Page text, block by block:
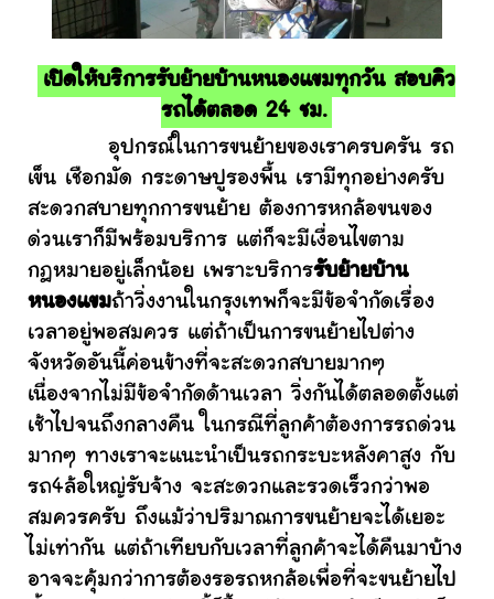
เปิดให้บริการรับย้ายบ้านหนองแขมทุกวัน สอบคิว
รถได้ตลอด 24 ชม.
อุปกรณ์ในการขนย้ายของเราครบครัน รถ
เข็น เชือกมัด กระดาษปูรองพื้น เรามีทุกอย่างครับ
สะดวกสบายทุกการขนย้าย ต้องการหกล้อขนของ
ด่วนเราก็มีพร้อมบริการ แต่ก็จะมีเงื่อนไขตาม
กฎหมายอยู่เล็กน้อย เพราะบริการรับย้ายบ้าน
หนองแขมถ้าวิ่งงานในกรุงเทพก็จะมีข้อจำกัดเรื่อง
เวลาอยู่พอสมควร แต่ถ้าเป็นการขนย้ายไปต่าง
จังหวัดอันนี้ค่อนข้างที่จะสะดวกสบายมากๆ
เนื่องจากไม่มีข้อจำกัดด้านเวลา วิ่งกันได้ตลอดตั้งแต่
เช้าไปจนถึงกลางคืน ในกรณีที่ลูกค้าต้องการรถด่วน
มากๆ ทางเราจะแนะนำเป็นรถกระบะหลังคาสูง กับ
รถ4ล้อใหญ่รับจ้าง จะสะดวกและรวดเร็วกว่าพอ
สมควรครับ ถึงแม้ว่าปริมาณการขนย้ายจะได้เยอะ
ไม่เท่ากัน แต่ถ้าเทียบกับเวลาที่ลูกค้าจะได้คืนมาบ้าง
อาจจะคุ้มกว่าการต้องรอรถหกล้อเพื่อที่จะขนย้ายไป